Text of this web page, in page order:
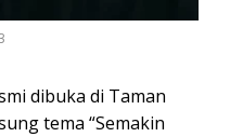
dibuka di Taman
tema “Semakin